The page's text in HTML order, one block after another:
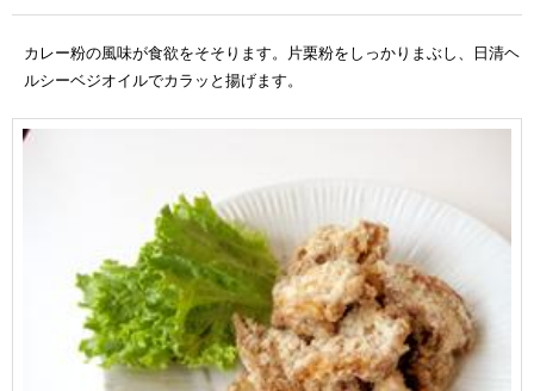
カレー粉の風味が食欲をそそります。片栗粉をしっかりまぶし、日清ヘ
ルシーベジオイルでカラッと揚げます。